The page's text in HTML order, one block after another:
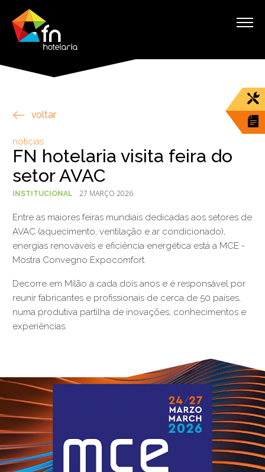
voltar
notícias
FN hotelaria visita feira do
setor AVAC
INSTITUCIONAL 27 MARÇO 2026
Entre as maiores feiras mundiais dedicadas aos setores de
AVAC (aquecimento, ventilação e ar condicionado),
energias renováveis e eficiência energética está a MCE -
Mostra Convegno Expocomfort.
Decorre em Milão a cada dois anos e é responsável por
reunir fabricantes e profissionais de cerca de 50 países,
numa produtiva partilha de inovações, conhecimentos e
experiências.